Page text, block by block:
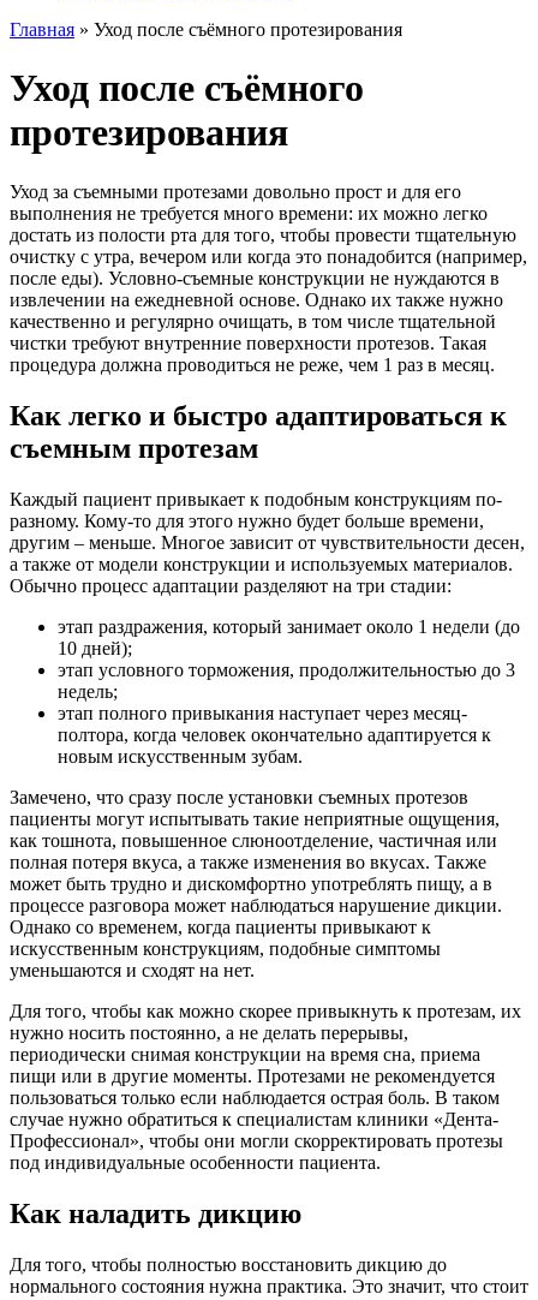
Главная » Уход после съёмного протезирования
Уход после съёмного
протезирования
Уход за съемными протезами довольно прост и для его
выполнения не требуется много времени: их можно легко
достать из полости рта для того, чтобы провести тщательную
очистку с утра, вечером или когда это понадобится (например,
после еды). Условно-съемные конструкции не нуждаются в
извлечении на ежедневной основе. Однако их также нужно
качественно и регулярно очищать, в том числе тщательной
чистки требуют внутренние поверхности протезов. Такая
процедура должна проводиться не реже, чем 1 раз в месяц.
Как легко и быстро адаптироваться к
съемным протезам
Каждый пациент привыкает к подобным конструкциям по-
разному. Кому-то для этого нужно будет больше времени,
другим – меньше. Многое зависит от чувствительности десен,
а также от модели конструкции и используемых материалов.
Обычно процесс адаптации разделяют на три стадии:
этап раздражения, который занимает около 1 недели (до
10 дней);
этап условного торможения, продолжительностью до 3
недель;
этап полного привыкания наступает через месяц-
полтора, когда человек окончательно адаптируется к
новым искусственным зубам.
Замечено, что сразу после установки съемных протезов
пациенты могут испытывать такие неприятные ощущения,
как тошнота, повышенное слюноотделение, частичная или
полная потеря вкуса, а также изменения во вкусах. Также
может быть трудно и дискомфортно употреблять пищу, а в
процессе разговора может наблюдаться нарушение дикции.
Однако со временем, когда пациенты привыкают к
искусственным конструкциям, подобные симптомы
уменьшаются и сходят на нет.
Для того, чтобы как можно скорее привыкнуть к протезам, их
нужно носить постоянно, а не делать перерывы,
периодически снимая конструкции на время сна, приема
пищи или в другие моменты. Протезами не рекомендуется
пользоваться только если наблюдается острая боль. В таком
случае нужно обратиться к специалистам клиники «Дента-
Профессионал», чтобы они могли скорректировать протезы
под индивидуальные особенности пациента.
Как наладить дикцию
Для того, чтобы полностью восстановить дикцию до
нормального состояния нужна практика. Это значит, что стоит